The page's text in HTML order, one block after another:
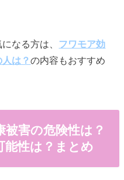
なる方は、 フワモア効
人は？の内容もおすすめ
害の危険性は？
能性は？まとめ